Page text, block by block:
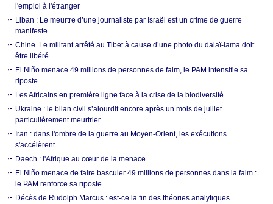
l'emploi à l'étranger
Liban : Le meurtre d’une journaliste par Israël est un crime de guerre
manifeste
Chine. Le militant arrêté au Tibet à cause d’une photo du dalaï-lama doit
être libéré
El Niño menace 49 millions de personnes de faim, le PAM intensifie sa
riposte
Les Africains en première ligne face à la crise de la biodiversité
Ukraine : le bilan civil s’alourdit encore après un mois de juillet
particulièrement meurtrier
Iran : dans l'ombre de la guerre au Moyen-Orient, les exécutions
s'accélèrent
Daech : l'Afrique au cœur de la menace
El Niño menace de faire basculer 49 millions de personnes dans la faim :
le PAM renforce sa riposte
Décès de Rudolph Marcus : est-ce la fin des théories analytiques